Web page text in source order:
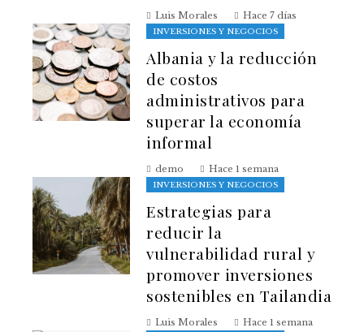
Luis Morales Hace 7 días
INVERSIONES Y NEGOCIOS
Albania y la reducción
de costos
administrativos para
superar la economía
informal
demo Hace 1 semana
INVERSIONES Y NEGOCIOS
Estrategias para
reducir la
vulnerabilidad rural y
promover inversiones
sostenibles en Tailandia
Luis Morales Hace 1 semana